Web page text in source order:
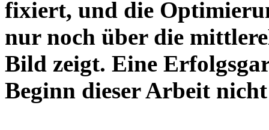
fixiert, und die
nur noch über die
Bild zeigt. Eine
Beginn dieser Arbeit